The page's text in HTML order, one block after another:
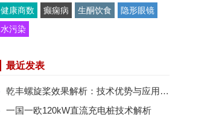
健康商数
癫痫病 生酮饮食
隐形眼镜
水污染
最近发表
乾丰螺旋桨效果解析：技术优势与应用价值
一国一欧120kW直流充电桩技术解析